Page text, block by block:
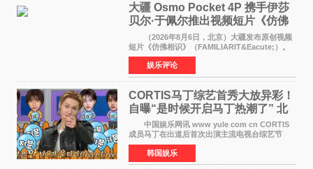
大疆 Osmo Pocket 4P 携手伊莎
贝尔·于佩尔推出视频短片《仿佛
相识》
（2026年8月6日，北京）大疆发布原创视频
短片《仿佛相识》（FAMILIARIT&Eacute;）。
视频短片由戛纳国际电影节最佳女演员伊莎贝尔·
于佩尔（Isabelle Huppert）主演，全程使用大
疆首款双主摄口
娱乐评论
CORTIS马丁综艺首秀大放异彩！
自曝“是时候开启马丁热潮了” 北
美巡演火热进行中
中国娱乐网讯 www yule com cn CORTIS
成员马丁在出道后首次出演主流电视台综艺节
目，展现了多才多艺的魅力。 马丁出演了5日
播出的MBC《Radio Star》Fashion与Passion
之间，I&lsquo;m
韩国娱乐